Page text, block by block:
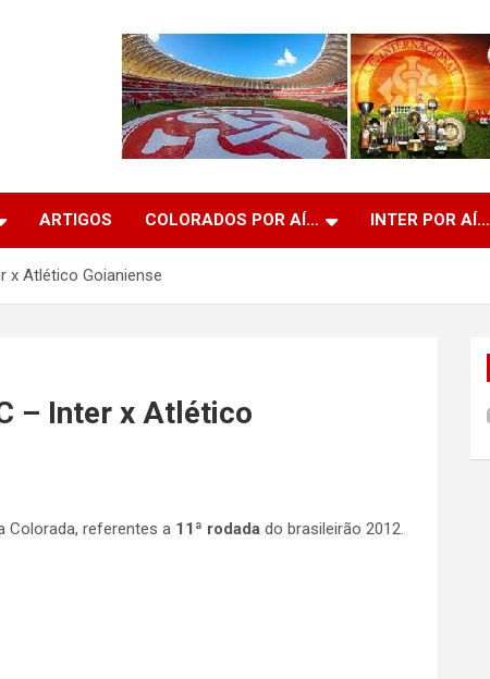
ARTIGOS COLORADOS POR AÍ… INTER POR AÍ…
x Atlético Goianiense
– Inter x Atlético
Colorada, referentes a 11ª rodada do brasileirão 2012.